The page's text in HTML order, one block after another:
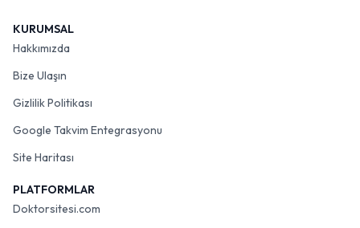
KURUMSAL
Hakkımızda
Bize Ulaşın
Gizlilik Politikası
Google Takvim Entegrasyonu
Site Haritası
PLATFORMLAR
Doktorsitesi.com